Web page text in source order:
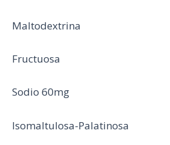
Maltodextrina
Fructuosa
Sodio 60mg
Isomaltulosa-Palatinosa